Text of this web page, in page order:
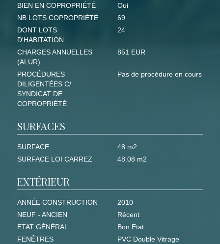
BIEN EN COPROPRIÉTÉ
Oui
NB LOTS COPROPRIÉTÉ
69
DONT LOTS
D'HABITATION
24
CHARGES ANNUELLES
(ALUR)
851 EUR
PROCÉDURES
DILIGENTÉES C/
SYNDICAT DE
COPROPRIÉTÉ
Pas de procédure en cours
SURFACES
SURFACE
48 m2
SURFACE LOI CARREZ
48.08 m2
EXTÉRIEUR
ANNÉE CONSTRUCTION
2010
NEUF - ANCIEN
Récent
ETAT GÉNÉRAL
Bon Etat
FENÊTRES
PVC Double Vitrage